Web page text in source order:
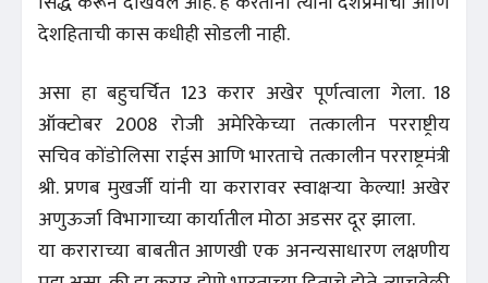
देशहिताची कास कधीही सोडली नाही.
असा हा बहुचर्चित 123 करार अखेर पूर्णत्वाला गेला. 18
ऑक्टोबर 2008 रोजी अमेरिकेच्या तत्कालीन परराष्ट्रीय
सचिव कोंडोलिसा राईस आणि भारताचे तत्कालीन परराष्ट्रमंत्री
श्री. प्रणब मुखर्जी यांनी या करारावर स्वाक्षऱ्या केल्या! अखेर
अणुऊर्जा विभागाच्या कार्यातील मोठा अडसर दूर झाला.
या कराराच्या बाबतीत आणखी एक अनन्यसाधारण लक्षणीय